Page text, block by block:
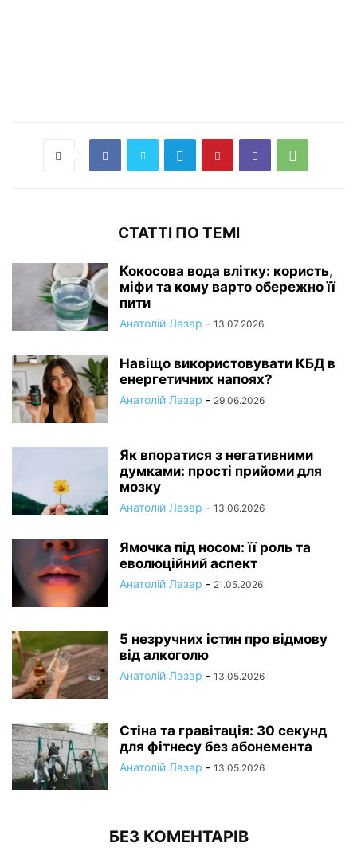
СТАТТІ ПО ТЕМІ
Кокосова вода влітку: користь,
міфи та кому варто обережно її
пити
Анатолій Лазар - 13.07.2026
Навіщо використовувати КБД в
енергетичних напоях?
Анатолій Лазар - 29.06.2026
Як впоратися з негативними
думками: прості прийоми для
мозку
Анатолій Лазар - 13.06.2026
Ямочка під носом: її роль та
еволюційний аспект
Анатолій Лазар - 21.05.2026
5 незручних істин про відмову
від алкоголю
Анатолій Лазар - 13.05.2026
Стіна та гравітація: 30 секунд
для фітнесу без абонемента
Анатолій Лазар - 13.05.2026
БЕЗ КОМЕНТАРІВ